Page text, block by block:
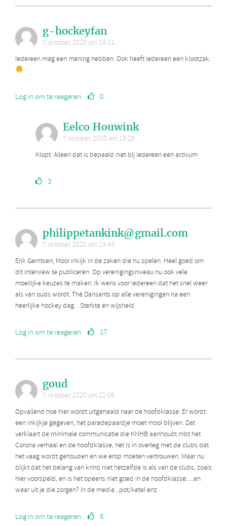
g-hockeyfan
7 oktober, 2020 om 19:11
Iedereen mag een mening hebben. Ook heeft iedereen een klootzak.
Log in om te reageren 0
Eelco Houwink
7 oktober, 2020 om 19:25
Klopt. Alleen dat is bepaald niet bij iedereen een activum
3
philippetankink@gmail.com
7 oktober, 2020 om 19:43
Erik Gerritsen, Mooi inkijk in de zaken die nu spelen. Heel goed om
dit interview te publiceren. Op verenigingsniveau nu ook vele
moeilijke keuzes te maken. Ik wens voor iedereen dat het snel weer
als van ouds wordt. Thé Dansants op alle verenigingen na een
heerlijke hockey dag. . Sterkte en wijsheid.
Log in om te reageren 17
goud
7 oktober, 2020 om 22:06
Opvallend hoe hier wordt uitgehaald naar de hoofdklasse. Er wordt
een inkijkje gegeven, het paradepaardje moet mooi blijven. Dat
verklaart de minimale communicatie die KNHB aanhoudt mbt het
Corona verhaal en de hoofdklasse, het is in overleg met de clubs dat
het vaag wordt gehouden en we erop moeten vertrouwen. Maar nu
blijkt dat het belang van knhb niet hetzelfde is als van de clubs, zoals
hier voorspeld, en is het opeens niet goed in de hoofdklasse.....en
waar uit je die zorgen? In de media...pot/ketel enz
Log in om te reageren 8